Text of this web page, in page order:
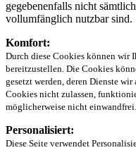
gegebenenfalls nicht
vollumfänglich nutzbar sind.
Komfort:
Durch diese Cookies können wir
bereitzustellen. Die Cookies
gesetzt werden, deren Dienste
Cookies nicht zulassen,
möglicherweise nicht einwandfrei.
Personalisiert:
Diese Seite verwendet